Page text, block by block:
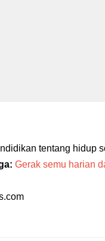
tentang hidup
Gerak semu harian